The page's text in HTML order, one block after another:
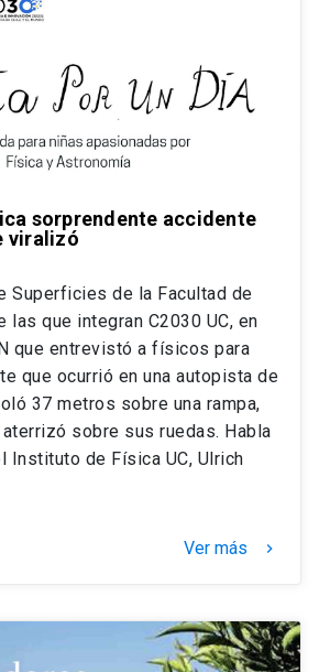
sorprendente accidente
viralizó
Superficies de la Facultad de
las que integran C2030 UC, en
que entrevistó a físicos para
que ocurrió en una autopista de
37 metros sobre una rampa,
sobre sus ruedas. Habla
Instituto de Física UC, Ulrich
Ver más keyboard_arrow_right